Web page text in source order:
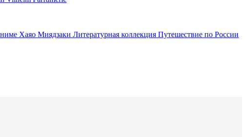
Хаяо Миядзаки Литературная коллекция Путешествие по России